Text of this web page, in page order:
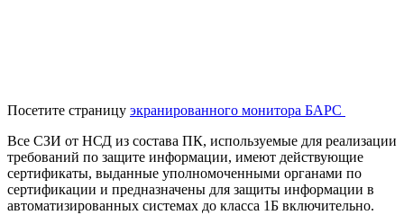
Посетите страницу экранированного монитора БАРС
Все СЗИ от НСД из состава ПК, используемые для реализации
требований по защите информации, имеют действующие
сертификаты, выданные уполномоченными органами по
сертификации и предназначены для защиты информации в
автоматизированных системах до класса 1Б включительно.